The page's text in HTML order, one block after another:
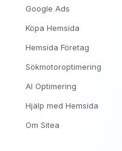
Google Ads
Köpa Hemsida
Hemsida Företag
Sökmotoroptimering
AI Optimering
Hjälp med Hemsida
Om Sitea